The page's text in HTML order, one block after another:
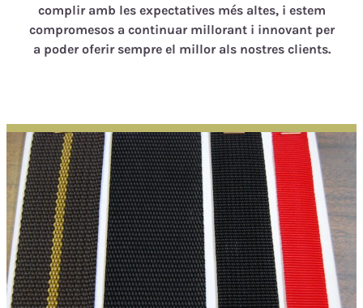
complir amb les expectatives més altes, i estem
compromesos a continuar millorant i innovant per
a poder oferir sempre el millor als nostres clients.